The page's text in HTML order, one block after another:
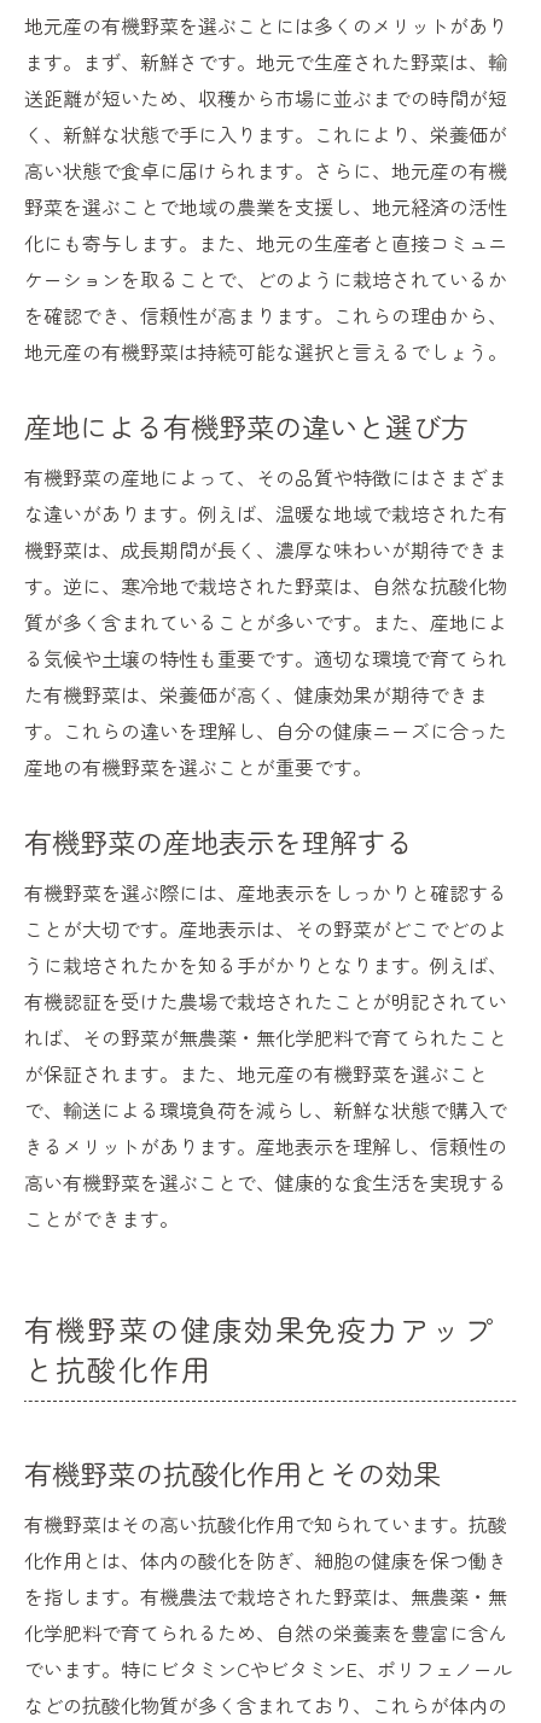
地元産の有機野菜を選ぶことには多くのメリットがあり
ます。まず、新鮮さです。地元で生産された野菜は、輸
送距離が短いため、収穫から市場に並ぶまでの時間が短
く、新鮮な状態で手に入ります。これにより、栄養価が
高い状態で食卓に届けられます。さらに、地元産の有機
野菜を選ぶことで地域の農業を支援し、地元経済の活性
化にも寄与します。また、地元の生産者と直接コミュニ
ケーションを取ることで、どのように栽培されているか
を確認でき、信頼性が高まります。これらの理由から、
地元産の有機野菜は持続可能な選択と言えるでしょう。
産地による有機野菜の違いと選び方
有機野菜の産地によって、その品質や特徴にはさまざま
な違いがあります。例えば、温暖な地域で栽培された有
機野菜は、成長期間が長く、濃厚な味わいが期待できま
す。逆に、寒冷地で栽培された野菜は、自然な抗酸化物
質が多く含まれていることが多いです。また、産地によ
る気候や土壌の特性も重要です。適切な環境で育てられ
た有機野菜は、栄養価が高く、健康効果が期待できま
す。これらの違いを理解し、自分の健康ニーズに合った
産地の有機野菜を選ぶことが重要です。
有機野菜の産地表示を理解する
有機野菜を選ぶ際には、産地表示をしっかりと確認する
ことが大切です。産地表示は、その野菜がどこでどのよ
うに栽培されたかを知る手がかりとなります。例えば、
有機認証を受けた農場で栽培されたことが明記されてい
れば、その野菜が無農薬・無化学肥料で育てられたこと
が保証されます。また、地元産の有機野菜を選ぶこと
で、輸送による環境負荷を減らし、新鮮な状態で購入で
きるメリットがあります。産地表示を理解し、信頼性の
高い有機野菜を選ぶことで、健康的な食生活を実現する
ことができます。
有機野菜の健康効果免疫力アップ
と抗酸化作用
有機野菜の抗酸化作用とその効果
有機野菜はその高い抗酸化作用で知られています。抗酸
化作用とは、体内の酸化を防ぎ、細胞の健康を保つ働き
を指します。有機農法で栽培された野菜は、無農薬・無
化学肥料で育てられるため、自然の栄養素を豊富に含ん
でいます。特にビタミンCやビタミンE、ポリフェノール
などの抗酸化物質が多く含まれており、これらが体内の